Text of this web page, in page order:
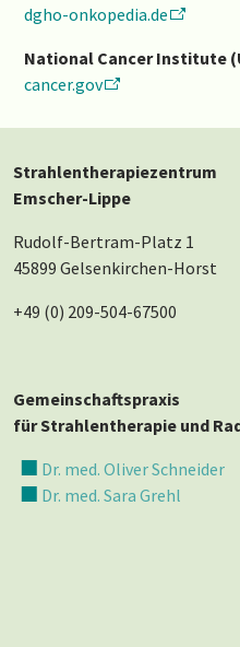
dgho-onkopedia.de
National Cancer Institute
cancer.gov
Strahlentherapiezentrum
Emscher-Lippe
Rudolf-Bertram-Platz 1
45899 Gelsenkirchen-Horst
+49 (0) 209-504-67500
Gemeinschaftspraxis
für Strahlentherapie und
Dr. med. Oliver Schneider
Dr. med. Sara Grehl